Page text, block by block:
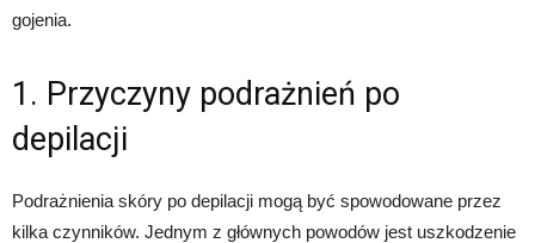
gojenia.
1. Przyczyny podrażnień po
depilacji
Podrażnienia skóry po depilacji mogą być spowodowane przez
kilka czynników. Jednym z głównych powodów jest uszkodzenie